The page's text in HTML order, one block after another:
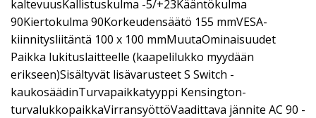
kaltevuusKallistuskulma -5/+23Kääntökulma
90Kiertokulma 90Korkeudensäätö 155 mmVESA-
kiinnitysliitäntä 100 x 100 mmMuutaOminaisuudet
Paikka lukituslaitteelle (kaapelilukko myydään
erikseen)Sisältyvät lisävarusteet S Switch -
kaukosäädinTurvapaikkatyyppi Kensington-
turvalukkopaikkaVirransyöttöVaadittava jännite AC 90 -